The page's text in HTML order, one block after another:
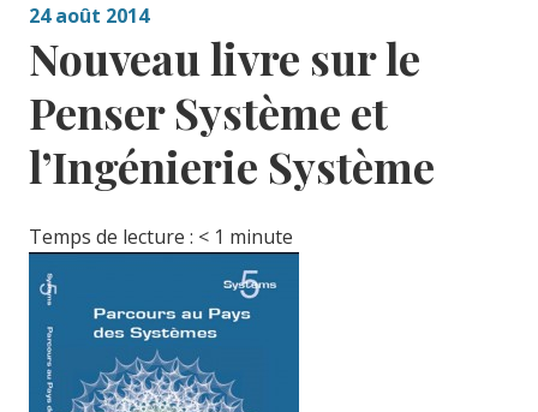
24 août 2014
Nouveau livre sur le
Penser Système et
l’Ingénierie Système
Temps de lecture : < 1 minute